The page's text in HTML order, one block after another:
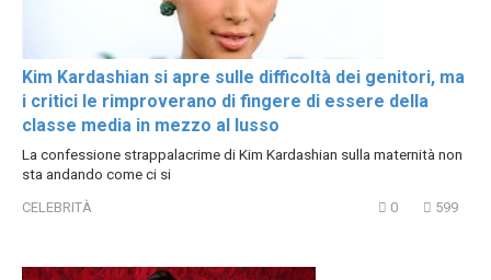
Kim Kardashian si apre sulle difficoltà dei genitori, ma
i critici le rimproverano di fingere di essere della
classe media in mezzo al lusso
La confessione strappalacrime di Kim Kardashian sulla maternità non
sta andando come ci si
CELEBRITÀ 0 599